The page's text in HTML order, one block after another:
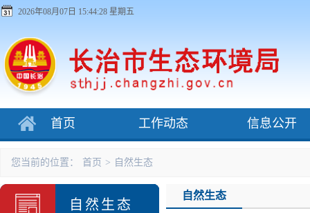
2026年08月07日 15:44:29 星期五
首页 工作动态 信息公开
您当前的位置： 首页 > 自然生态
自然生态
自然生态